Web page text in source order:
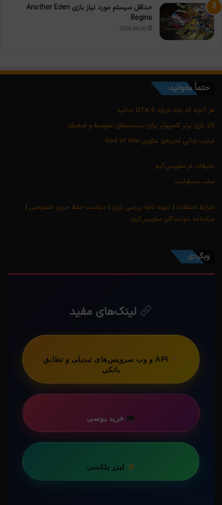
حداقل سیستم مورد نیاز بازی Another Eden
Begins
2026-06-05
حتماً بخوانید:
هر آنچه که باید درباره GTA 6 بدانید
25 بازی برتر کامپیوتر برای سیستم‌های متوسط و ضعیف
ترتیب زمانی تجربه‌ی عناوین God of War
تبلیغات در ساویس‌گیم
سلب مسئولیت
شرایط استفاده | شیوه نامه بررسی بازی | سیاست حفظ حریم خصوصی |
مرامنامه خوانندگان ساویس‌گیم
وبگردی
لینک‌های مفید
API و وب سرویس‌های تبدیلی و تطابق
بانکی
خرید یوسی
لیزر پلکسی